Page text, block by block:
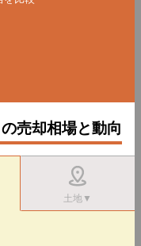
売却相場と動向
土地▼